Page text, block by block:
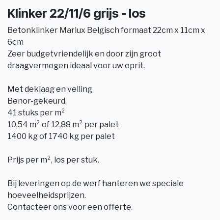
Klinker 22/11/6 grijs - los
Betonklinker Marlux Belgisch formaat 22cm x 11cm x
6cm
Zeer budgetvriendelijk en door zijn groot
draagvermogen ideaal voor uw oprit.
Met deklaag en velling
Benor-gekeurd.
41 stuks per m²
10,54 m² of 12,88 m² per palet
1400 kg of 1740 kg per palet
Prijs per m², los per stuk.
Bij leveringen op de werf hanteren we speciale
hoeveelheidsprijzen.
Contacteer ons voor een offerte.